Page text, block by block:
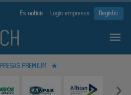
Es noticia Login empresas Registro
PREMIUM